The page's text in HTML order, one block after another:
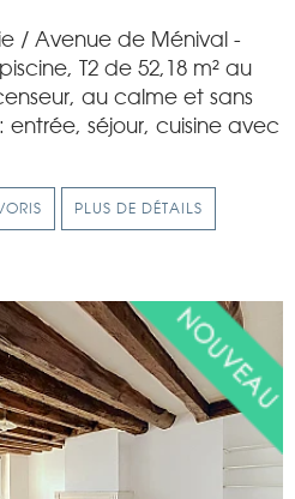
/ Avenue de Ménival -
T2 de 52,18 m² au
au calme et sans
entrée, séjour, cuisine avec
PLUS DE DÉTAILS